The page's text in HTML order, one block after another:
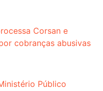
Corsan e
cobranças abusivas
Público